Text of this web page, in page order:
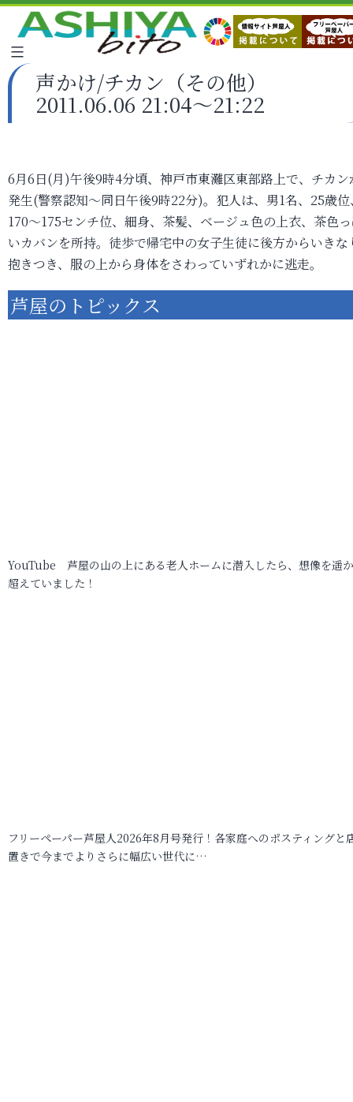
声かけ/チカン（その他）
2011.06.06 21:04～21:22
6月6日(月)午後9時4分頃、神戸市東灘区東部路上で、チカン
発生(警察認知～同日午後9時22分)。犯人は、男1名、25歳位
170～175センチ位、細身、茶髪、ベージュ色の上衣、茶色
いカバンを所持。徒歩で帰宅中の女子生徒に後方からいきな
抱きつき、服の上から身体をさわっていずれかに逃走。
芦屋のトピックス
YouTube 芦屋の山の上にある老人ホームに潜入したら、想像を遥
超えていました！
フリーペーパー芦屋人2026年8月号発行！各家庭へのポスティングと
置きで今までよりさらに幅広い世代に…